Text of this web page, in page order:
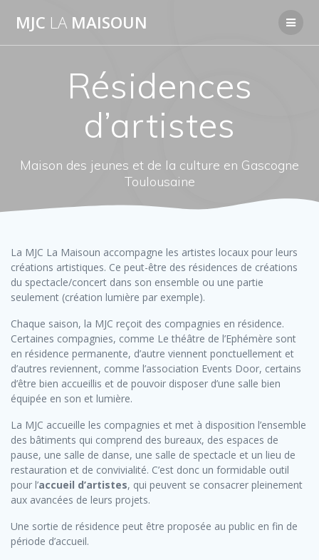
MJC LA MAISOUN
Résidences
d’artistes
Maison des jeunes et de la culture en Gascogne
Toulousaine
La MJC La Maisoun accompagne les artistes locaux pour leurs
créations artistiques. Ce peut-être des résidences de créations
du spectacle/concert dans son ensemble ou une partie
seulement (création lumière par exemple).
Chaque saison, la MJC reçoit des compagnies en résidence.
Certaines compagnies, comme Le théâtre de l’Ephémère sont
en résidence permanente, d’autre viennent ponctuellement et
d’autres reviennent, comme l’association Events Door, certains
d’être bien accueillis et de pouvoir disposer d’une salle bien
équipée en son et lumière.
La MJC accueille les compagnies et met à disposition l’ensemble
des bâtiments qui comprend des bureaux, des espaces de
pause, une salle de danse, une salle de spectacle et un lieu de
restauration et de convivialité. C’est donc un formidable outil
pour l’accueil d’artistes, qui peuvent se consacrer pleinement
aux avancées de leurs projets.
Une sortie de résidence peut être proposée au public en fin de
période d’accueil.